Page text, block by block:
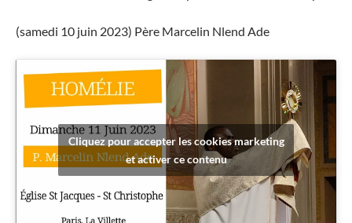
(samedi 10 juin 2023) Père Marcelin Nlend Ade
Cliquez pour accepter les cookies marketing
et activer ce contenu